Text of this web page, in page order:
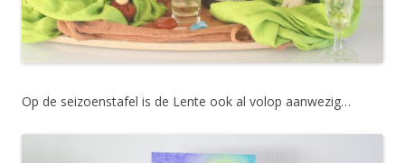
Op de seizoenstafel is de Lente ook al volop aanwezig…